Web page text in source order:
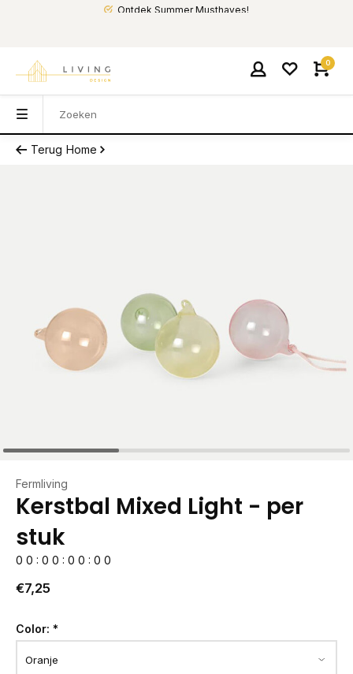
Ontdek Summer Musthaves!
0
Terug Home
Fermliving
Kerstbal Mixed Light - per
stuk
0 0 : 0 0 : 0 0 : 0 0
€7,25
Color: *